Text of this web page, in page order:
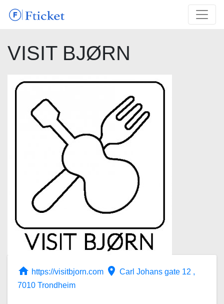
VISIT BJØRN
home https://visitbjorn.com place Carl Johans gate 12 ,
7010 Trondheim